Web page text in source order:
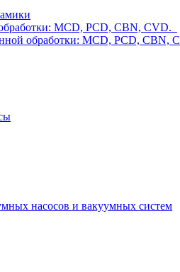
MCD, PCD, CBN, CVD.
обработки: MCD, PCD, CBN,
насосов и вакуумных систем